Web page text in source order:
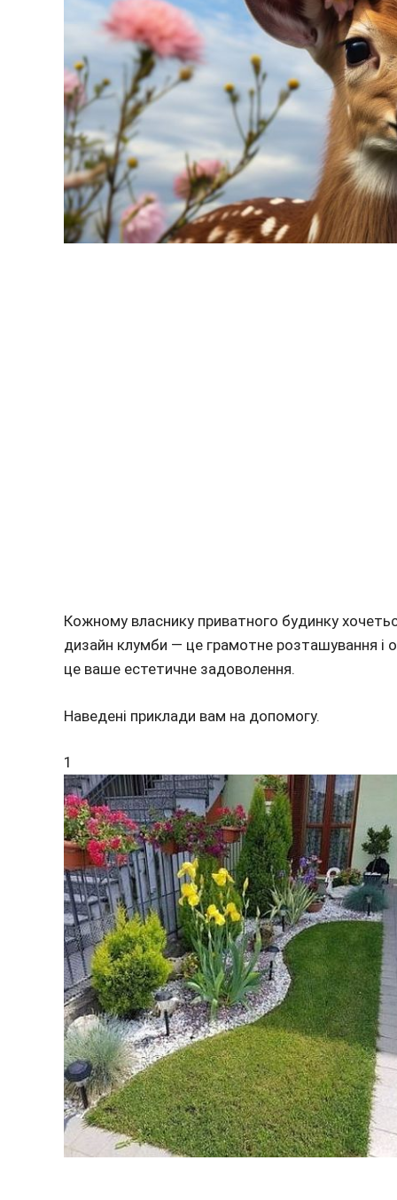
Кожному власнику приватного будинку
дизайн клумби — це грамотне розташування і
це ваше естетичне задоволення.
Наведені приклади вам на допомогу.
1